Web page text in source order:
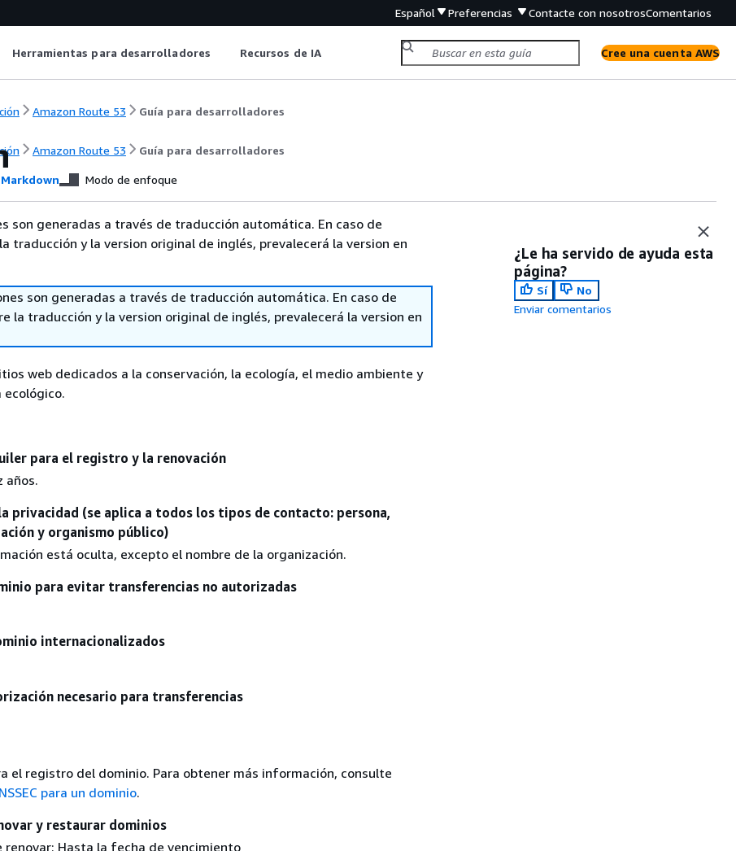
Español Preferencias Contacte con nosotrosComentarios
Herramientas para desarrolladores Recursos de IA Cree una cuenta AWS
Amazon Route 53 Guía para desarrolladores
Amazon Route 53 Guía para desarrolladores
Markdown Modo de enfoque
son generadas a través de traducción automática. En caso de
traducción y la version original de inglés, prevalecerá la version en
son generadas a través de traducción automática. En caso de
la traducción y la version original de inglés, prevalecerá la version en
web dedicados a la conservación, la ecología, el medio ambiente y
ecológico.
para el registro y la renovación
años.
privacidad (se aplica a todos los tipos de contacto: persona,
y organismo público)
está oculta, excepto el nombre de la organización.
para evitar transferencias no autorizadas
internacionalizados
necesario para transferencias
el registro del dominio. Para obtener más información, consulte
para un dominio.
y restaurar dominios
renovar: Hasta la fecha de vencimiento
¿Le ha servido de ayuda esta
página?
Sí
No
Enviar comentarios